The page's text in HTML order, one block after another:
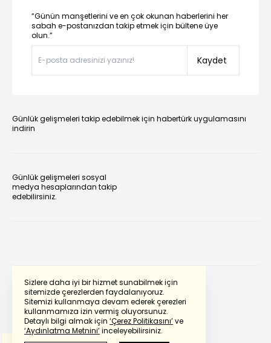
Sizlere daha iyi bir hizmet sunabilmek için
sitemizde çerezlerden faydalanıyoruz.
Sitemizi kullanmaya devam ederek çerezleri
kullanmamıza izin vermiş oluyorsunuz.
Detaylı bilgi almak için ‘Çerez Politikasını’ve
‘Aydınlatma Metnini’inceleyebilirsiniz.
“Günün manşetlerini ve en çok okunan haberlerini her
sabah e-postanızdan takip etmek için bültene üye
olun.”
Kaydet
Günlük gelişmeleri takip edebilmek için habertürk uygulamasını
indirin
Günlük gelişmeleri sosyal
medya hesaplarından takip
edebilirsiniz.
Powered by Translate